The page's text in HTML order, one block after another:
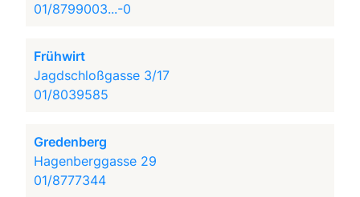
01/8799003...-0
Frühwirt
Jagdschloßgasse 3/17
01/8039585
Gredenberg
Hagenberggasse 29
01/8777344